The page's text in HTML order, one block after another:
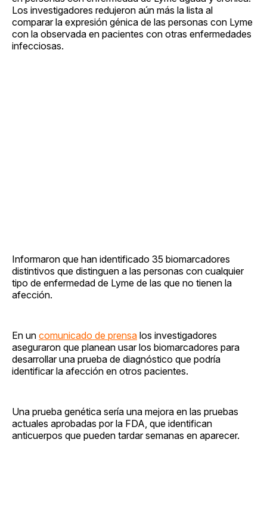
Los investigadores redujeron aún más la lista al
comparar la expresión génica de las personas con Lyme
con la observada en pacientes con otras enfermedades
infecciosas.
Informaron que han identificado 35 biomarcadores
distintivos que distinguen a las personas con cualquier
tipo de enfermedad de Lyme de las que no tienen la
afección.
En un comunicado de prensa los investigadores
aseguraron que planean usar los biomarcadores para
desarrollar una prueba de diagnóstico que podría
identificar la afección en otros pacientes.
Una prueba genética sería una mejora en las pruebas
actuales aprobadas por la FDA, que identifican
anticuerpos que pueden tardar semanas en aparecer.